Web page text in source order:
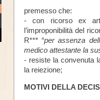
E
N
T
E
Z
A
1
L
premesso che:
- con ricorso ex
l’improponibilità del
R*** “per assenza
medico attestante la
- resiste la convenuta
la reiezione;
MOTIVI DELLA